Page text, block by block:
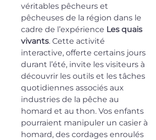
véritables pêcheurs et
pêcheuses de la région dans le
cadre de l’expérience Les quais
vivants. Cette activité
interactive, offerte certains jours
durant l’été, invite les visiteurs à
découvrir les outils et les tâches
quotidiennes associés aux
industries de la pêche au
homard et au thon. Vos enfants
pourraient manipuler un casier à
homard, des cordages enroulés